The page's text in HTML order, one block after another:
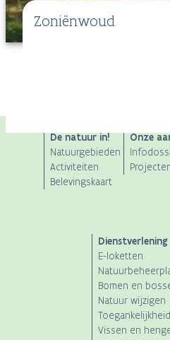
Zoniënwoud
ANB
Main
navigation
De natuur in!
Natuurgebieden
Activiteiten
Belevingskaart
Onze
Dienstverlening
E-loketten
Bomen en
Natuur wijzigen
Vissen en